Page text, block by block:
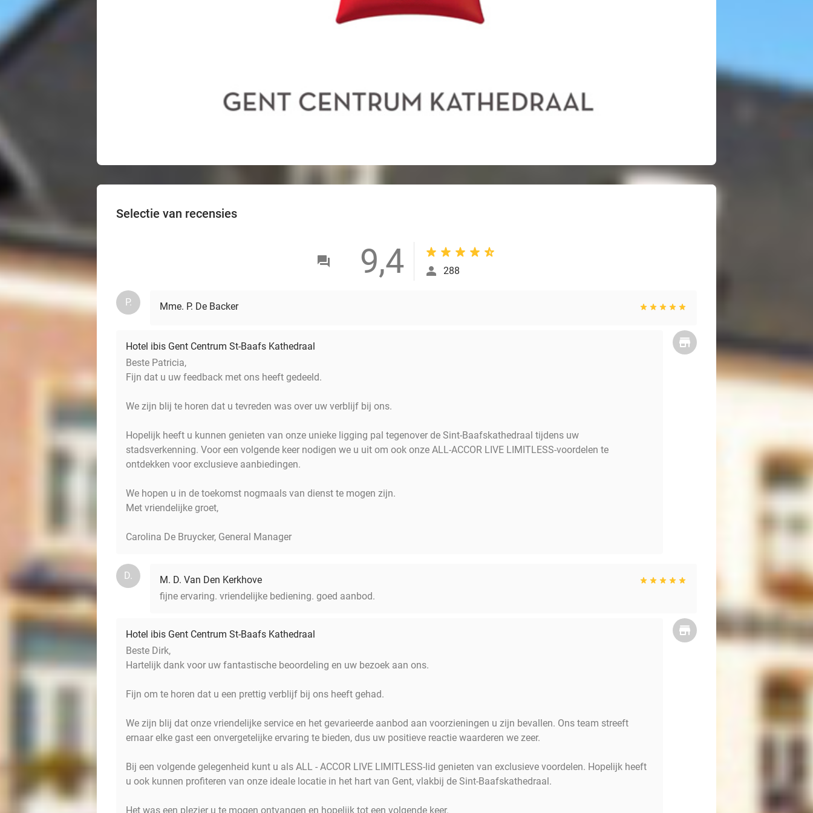
Selectie van recensies
9,4 288
P. Mme. P. De Backer
Hotel ibis Gent Centrum St-Baafs Kathedraal
Beste Patricia,
Fijn dat u uw feedback met ons heeft gedeeld.
We zijn blij te horen dat u tevreden was over uw verblijf bij ons.
Hopelijk heeft u kunnen genieten van onze unieke ligging pal tegenover de Sint-Baafskathedraal tijdens uw
stadsverkenning. Voor een volgende keer nodigen we u uit om ook onze ALL-ACCOR LIVE LIMITLESS-voordelen te
ontdekken voor exclusieve aanbiedingen.
We hopen u in de toekomst nogmaals van dienst te mogen zijn.
Met vriendelijke groet,
Carolina De Bruycker, General Manager
D.
M. D. Van Den Kerkhove
fijne ervaring. vriendelijke bediening. goed aanbod.
Hotel ibis Gent Centrum St-Baafs Kathedraal
Beste Dirk,
Hartelijk dank voor uw fantastische beoordeling en uw bezoek aan ons.
Fijn om te horen dat u een prettig verblijf bij ons heeft gehad.
We zijn blij dat onze vriendelijke service en het gevarieerde aanbod aan voorzieningen u zijn bevallen. Ons team streeft
ernaar elke gast een onvergetelijke ervaring te bieden, dus uw positieve reactie waarderen we zeer.
Bij een volgende gelegenheid kunt u als ALL - ACCOR LIVE LIMITLESS-lid genieten van exclusieve voordelen. Hopelijk heeft
u ook kunnen profiteren van onze ideale locatie in het hart van Gent, vlakbij de Sint-Baafskathedraal.
Het was een plezier u te mogen ontvangen en hopelijk tot een volgende keer.